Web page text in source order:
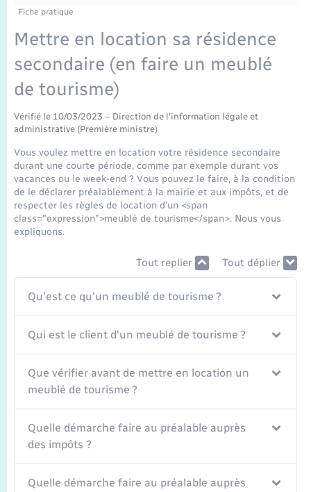
Etat-civil - Papiers - Citoyenneté
Mariage – PACS
Parrainage civil
Recensement
Logement - Urbanisme
Loisirs
Nouvel habitant
Numérique
Organisation d’événement
Sécurité - Prévention
Seniors
Transports
Transports scolaires
Voirie et espace public
Travaux - Autorisation d’occupation de l’espace
Compétences
Plan interactif
Présentation de la commune
Publications
La Communauté de communes
Fiche pratique
Mettre en location sa résidence
secondaire (en faire un meublé
de tourisme)
Vérifié le 10/03/2023 – Direction de l'information légale et
administrative (Première ministre)
Vous voulez mettre en location votre résidence secondaire
durant une courte période, comme par exemple durant vos
vacances ou le week-end ? Vous pouvez le faire, à la condition
de le déclarer préalablement à la mairie et aux impôts, et de
respecter les règles de location d'un <span
class="expression">meublé de tourisme</span>. Nous vous
expliquons.
Tout replier Tout déplier
Qu'est ce qu'un meublé de tourisme ?
Qui est le client d'un meublé de tourisme ?
Que vérifier avant de mettre en location un
meublé de tourisme ?
Quelle démarche faire au préalable auprès
des impôts ?
Quelle démarche faire au préalable auprès